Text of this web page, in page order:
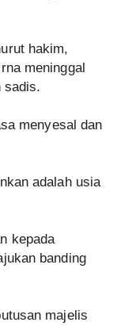
hakim,
meninggal
sadis.
menyesal dan
adalah usia
kepada
banding
majelis